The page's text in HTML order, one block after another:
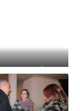
Leonardo da Vinci